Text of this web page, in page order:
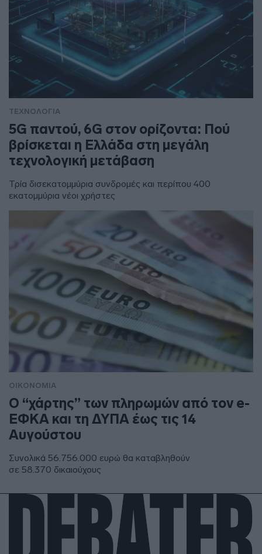
ΤΕΧΝΟΛΟΓΙΑ
5G παντού, 6G στον ορίζοντα: Πού
βρίσκεται η Ελλάδα στη μεγάλη
τεχνολογική μετάβαση
Τρία δισεκατομμύρια συνδρομές και περίπου 400
εκατομμύρια νέοι χρήστες
ΟΙΚΟΝΟΜΙΑ
Ο “χάρτης” των πληρωμών από τον e-
ΕΦΚΑ και τη ΔΥΠΑ έως τις 14
Αυγούστου
Συνολικά 56.756.000 ευρώ θα καταβληθούν
σε 58.370 δικαιούχους